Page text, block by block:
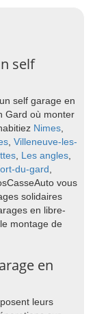
self
self garage en
Gard où monter
Nimes,
, Villeneuve-les-
, Les angles,
du-gard,
vous
solidaires
en libre-
montage de
en
leurs